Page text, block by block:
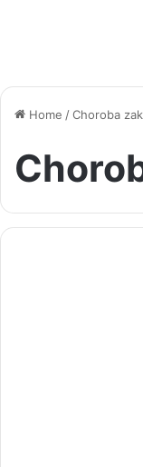
Home /Choroba